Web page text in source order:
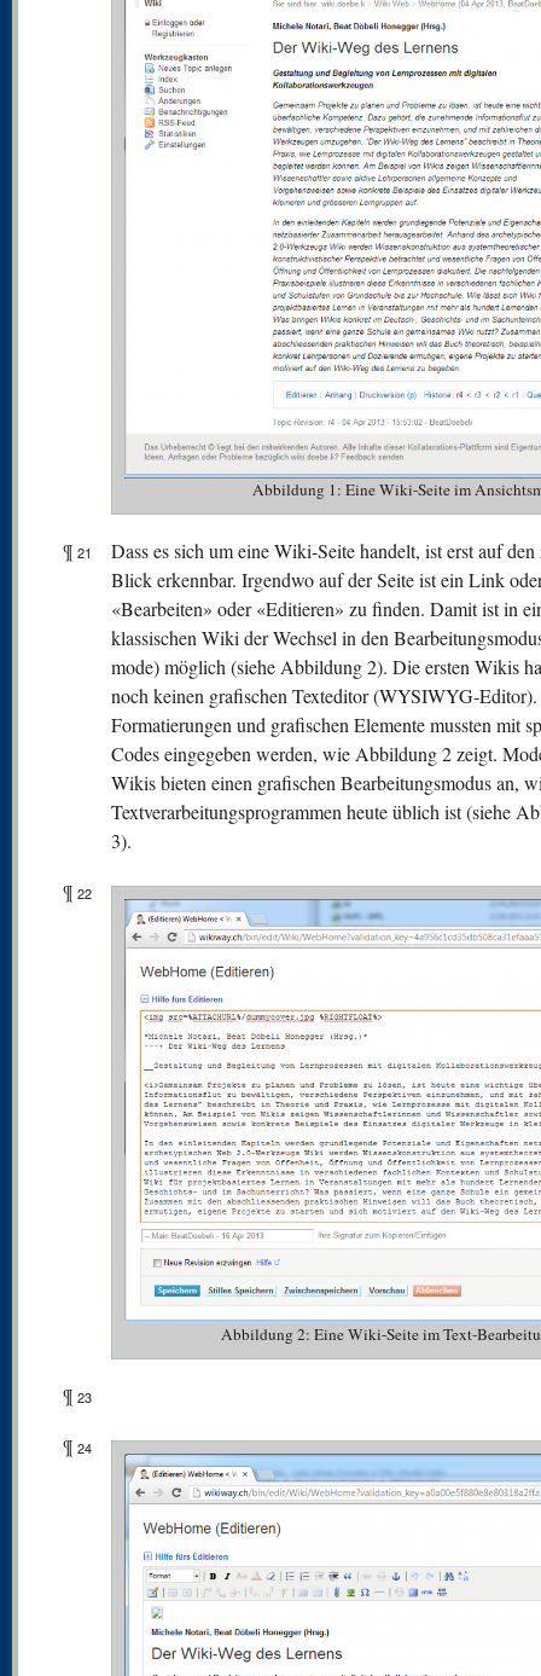
Abbildung 1: Eine Wiki-Seite im
¶ 21
Dass es sich um eine Wiki-Seite handelt, ist erst auf
Blick erkennbar. Irgendwo auf der Seite ist ein Link
«Bearbeiten» oder «Editieren» zu finden. Damit ist in
klassischen Wiki der Wechsel in den
mode) möglich (siehe Abbildung 2). Die ersten Wikis
noch keinen grafischen Texteditor (WYSIWYG-
Formatierungen und grafischen Elemente mussten mit
Codes eingegeben werden, wie Abbildung 2 zeigt.
Wikis bieten einen grafischen Bearbeitungsmodus an,
Textverarbeitungsprogrammen heute üblich ist (siehe
3).
¶ 22
Abbildung 2: Eine Wiki-Seite im Text-
¶ 23
¶ 24